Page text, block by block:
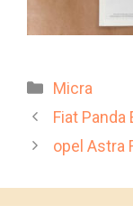
Kategorien
Micra
Fiat
opel Astra